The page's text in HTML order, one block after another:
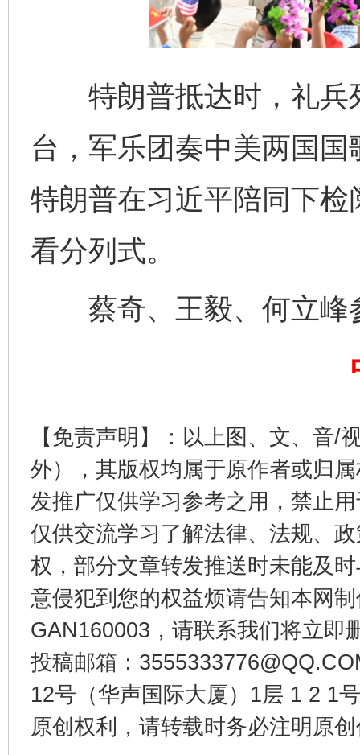
特朗普抵达时，礼兵
台，军乐团奏中美两国
特朗普在习近平陪同下
看分列式。
蔡奇、王毅、何立峰
【免责声明】：以上图、文、音/
外），其版权均属于原作者或归
发推广仅供学习参考之用，禁止
仅供交流学习了解法律、法规、
权，部分文章转发推送时未能及
意侵犯到您的权益烦请告知本网
GAN160003，请联系我们将立即
投稿邮箱：
12号（华声国际大厦）1层 1 2 1
原创权利，请转载时务必注明原
完善运行机制助力责任有效落实 一纸欠
东山县通报“牛蛙产品抗生素超标问题” 法
千年窑火 生生不息 一
揭开“小金库”的免责幌子